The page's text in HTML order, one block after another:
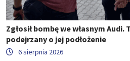
Zgłosił bombę we własnym
podejrzany o jej podłożenie
6 sierpnia 2026